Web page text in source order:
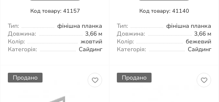
Код товару: 41157
Тип:
фінішна планка
Довжина:
3,66 м
Колір:
жовтий
Категорія:
Сайдинг
Код товару: 41140
Тип:
фінішна планка
Довжина:
3,66 м
Колір:
бежевий
Категорія:
Сайдинг
Продано Продано